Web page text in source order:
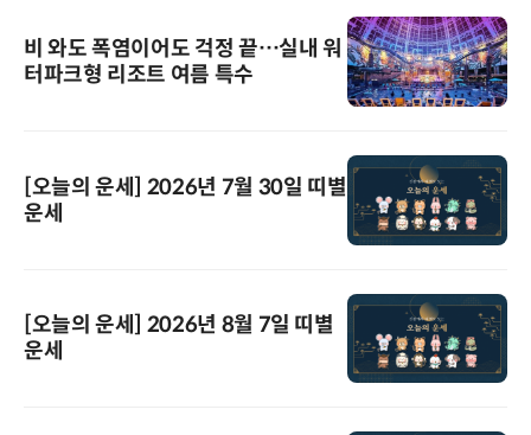
비 와도 폭염이어도 걱정 끝…실내 워
터파크형 리조트 여름 특수
[오늘의 운세] 2026년 7월 30일 띠별
운세
[오늘의 운세] 2026년 8월 7일 띠별
운세